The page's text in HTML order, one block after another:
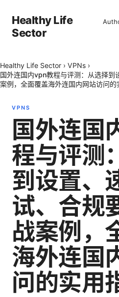
Healthy Life
Sector
Healthy Life Sector › VPNs ›
国外连国内vpn教程与评测：从选择到
案例，全面覆盖海外连国内网站访问的
VPNS
国外连国
程与评测
到设置、
试、合规
战案例，
海外连国
问的实用